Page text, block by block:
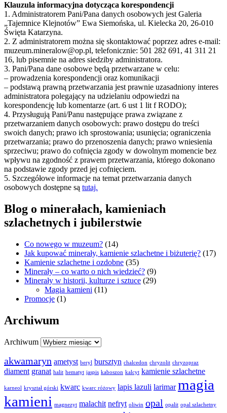
Klauzula informacyjna dotycząca korespondencji
1. Administratorem Pani/Pana danych osobowych jest Galeria
„Tajemnice Klejnotów” Ewa Siemońska, ul. Kielecka 20, 26-010
Święta Katarzyna.
2. Z administratorem można się skontaktować poprzez adres e-mail:
muzeum.mineralow@op.pl, telefonicznie: 501 282 691, 41 311 21
16, lub pisemnie na adres siedziby administratora.
3. Pani/Pana dane osobowe będą przetwarzane w celu:
– prowadzenia korespondencji oraz komunikacji
– podstawą prawną przetwarzania jest prawnie uzasadniony interes
administratora polegający na udzielaniu odpowiedzi na
korespondencję lub komentarze (art. 6 ust 1 lit f RODO);
4. Przysługują Pani/Panu następujące prawa związane z
przetwarzaniem danych osobowych: prawo dostępu do treści
swoich danych; prawo ich sprostowania; usunięcia; ograniczenia
przetwarzania; prawo do przenoszenia danych; prawo wniesienia
sprzeciwu; prawo do cofnięcia zgody w dowolnym momencie bez
wpływu na zgodność z prawem przetwarzania, którego dokonano
na podstawie zgody przed jej cofnięciem.
5. Szczegółowe informacje na temat przetwarzania danych
osobowych dostępne są tutaj.
Blog o minerałach, kamieniach
szlachetnych i jubilerstwie
Co nowego w muzeum? (14)
Jak kupować minerały, kamienie szlachetne i biżuterię? (17)
Kamienie szlachetne i ozdobne (35)
Minerały – co warto o nich wiedzieć? (9)
Minerały w historii, kulturze i sztuce (29)
Magia kamieni (11)
Promocje (1)
Archiwum
Archiwum
akwamaryn ametyst beryl bursztyn chalcedon chryzolit chryzopraz
diament granat halit hematyt jaspis kaboszon kalcyt kamienie szlachetne
karneol kryształ górski kwarc kwarc różowy lapis lazuli larimar magia
kamieni magnezyt malachit nefryt oliwin opal opalit opal szlachetny